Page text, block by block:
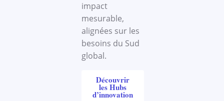
impact
mesurable,
alignées sur les
besoins du Sud
global.
Découvrir
les Hubs
d’innovation